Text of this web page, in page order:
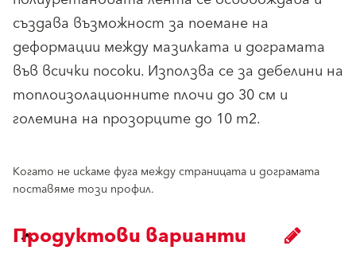
създава възможност за поемане на
деформации между мазилката и дограмата
във всички посоки. Използва се за дебелини на
топлоизолационните плочи до 30 см и
големина на прозорците до 10 m2.
Когато не искаме фуга между страницата и дограмата
поставяме този профил.
Продуктови варианти